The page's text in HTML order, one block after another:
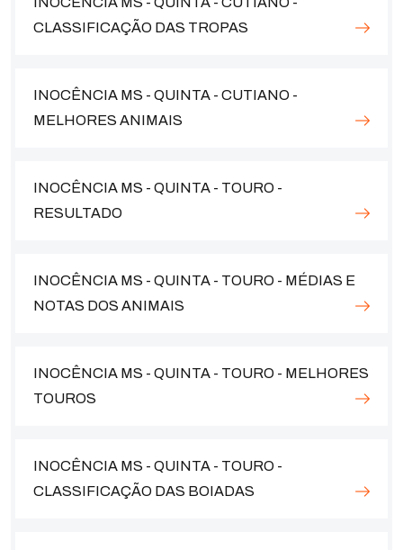
CLASSIFICAÇÃO DAS TROPAS
INOCÊNCIA MS - QUINTA - CUTIANO -
MELHORES ANIMAIS
INOCÊNCIA MS - QUINTA - TOURO -
RESULTADO
INOCÊNCIA MS - QUINTA - TOURO - MÉDIAS E
NOTAS DOS ANIMAIS
INOCÊNCIA MS - QUINTA - TOURO - MELHORES
TOUROS
INOCÊNCIA MS - QUINTA - TOURO -
CLASSIFICAÇÃO DAS BOIADAS